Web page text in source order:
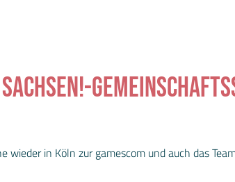
in Köln zur gamescom und auch das